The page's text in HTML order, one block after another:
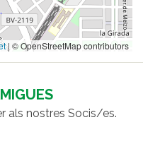
| © OpenStreetMap contributors
als nostres Socis/es.